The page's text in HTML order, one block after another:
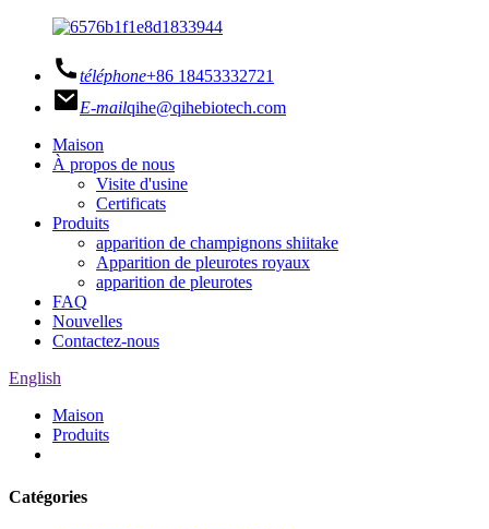
téléphone+86 18453332721
E-mailqihe@qihebiotech.com
Maison
À propos de nous
Visite d'usine
Certificats
Produits
apparition de champignons shiitake
Apparition de pleurotes royaux
apparition de pleurotes
FAQ
Nouvelles
Contactez-nous
English
Maison
Produits
Catégories